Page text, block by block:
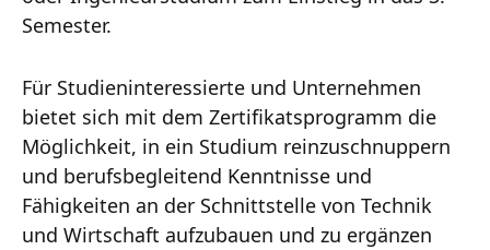
Semester.
Für Studieninteressierte und Unternehmen
bietet sich mit dem Zertifikatsprogramm die
Möglichkeit, in ein Studium reinzuschnuppern
und berufsbegleitend Kenntnisse und
Fähigkeiten an der Schnittstelle von Technik
und Wirtschaft aufzubauen und zu ergänzen